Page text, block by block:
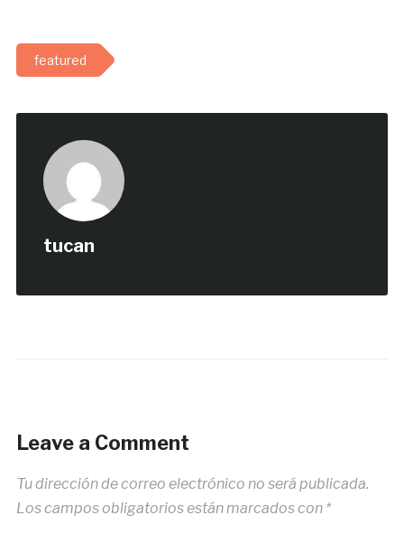
featured
tucan
Leave a Comment
Tu dirección de correo electrónico no será publicada.
Los campos obligatorios están marcados con *